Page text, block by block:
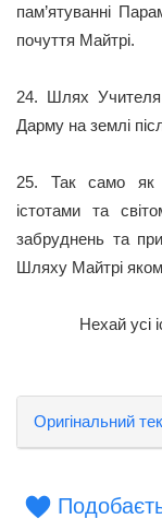
пам’ятуванні
почуття Майтрі.
24. Шлях Учителя
Дарму на землі
25. Так само як
істотами та
забруднень та
Шляху Майтрі
Нехай усі
Оригінальний